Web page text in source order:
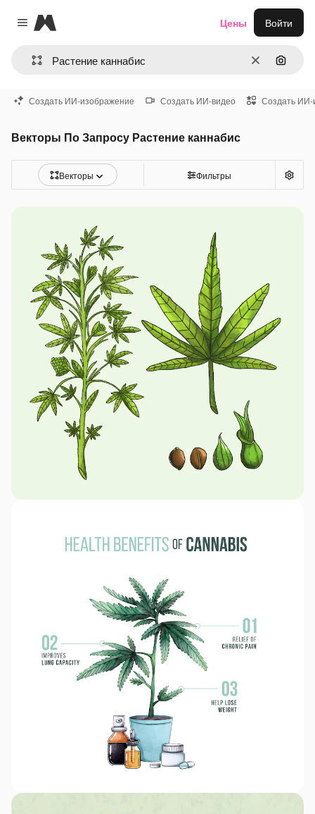
Close menu
Magnific
ОчиститьПоиск
Цены Войти
Создать ИИ-изображение Создать ИИ-видео Создать ИИ-
Векторы По Запросу Растение каннабис
Векторы Фильтры